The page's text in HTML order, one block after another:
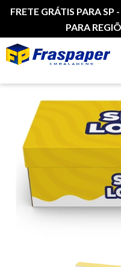
FRETE GRÁTIS PARA
PARA